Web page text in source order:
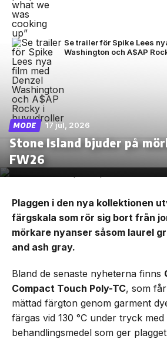
Se trailer för Spike Lees
Washington och A$AP
MODE 17 jul, 2026
Stone Island bjuder på
FW26
Plaggen i den nya kollektionen
färgskala som rör sig bort från
mörkare nyanser såsom laurel
and ash gray.
Bland de senaste nyheterna finns
Compact Touch Poly-TC, som
mättad färgton genom garment
färgas vid 130 °C under tryck
behandlingsmedel som ger